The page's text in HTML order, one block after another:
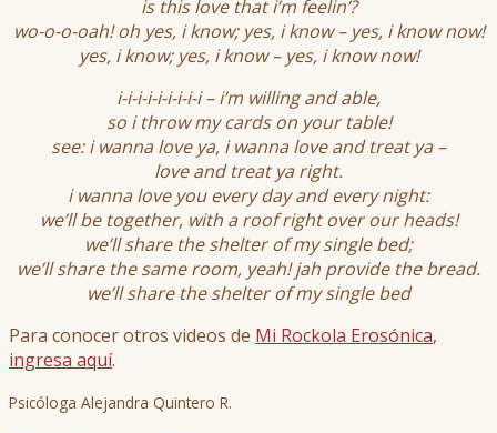
is this love that i’m feelin’?
wo-o-o-oah! oh yes, i know; yes, i know – yes, i know now!
yes, i know; yes, i know – yes, i know now!
i-i-i-i-i-i-i-i-i – i’m willing and able,
so i throw my cards on your table!
see: i wanna love ya, i wanna love and treat ya –
love and treat ya right.
i wanna love you every day and every night:
we’ll be together, with a roof right over our heads!
we’ll share the shelter of my single bed;
we’ll share the same room, yeah! jah provide the bread.
we’ll share the shelter of my single bed
Para conocer otros videos de Mi Rockola Erosónica,
ingresa aquí.
Psicóloga Alejandra Quintero R.